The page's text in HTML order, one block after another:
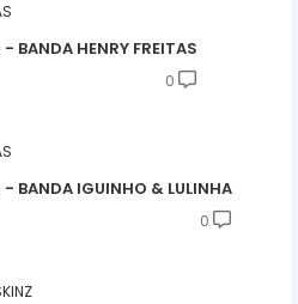
BANDA HENRY FREITAS
0
BANDA IGUINHO & LULINHA
0